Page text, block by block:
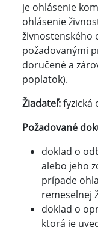
je ohlásenie
ohlásenie
živnostenského
požadovanými
doručené a
poplatok).
Žiadateľ:fyzická
Požadované
doklad o
alebo jeho
prípade
remeselnej
doklad o
ktorá je